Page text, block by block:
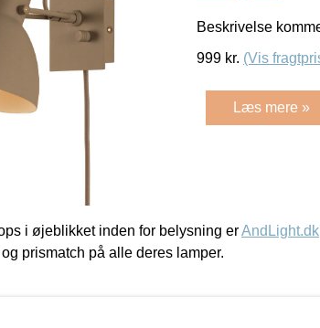
Beskrivelse
999 kr. (Vis
Læs mere »
i øjeblikket inden for belysning erAndLight.dk
prismatch på alle deres lamper.